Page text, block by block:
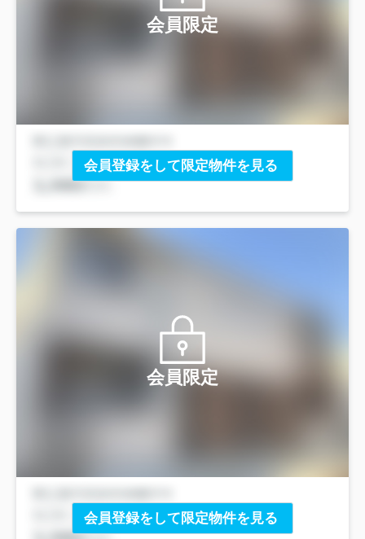
会員限定
会員登録をして限定物件を見る
会員限定
会員登録をして限定物件を見る